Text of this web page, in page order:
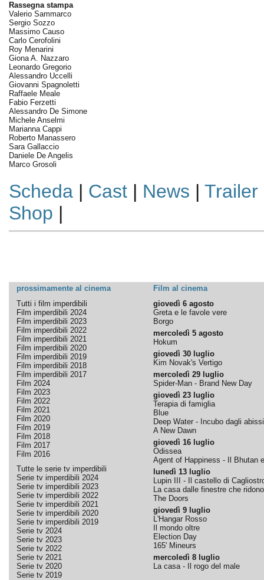
Rassegna stampa
Valerio Sammarco
Sergio Sozzo
Massimo Causo
Carlo Cerofolini
Roy Menarini
Giona A. Nazzaro
Leonardo Gregorio
Alessandro Uccelli
Giovanni Spagnoletti
Raffaele Meale
Fabio Ferzetti
Alessandro De Simone
Michele Anselmi
Marianna Cappi
Roberto Manassero
Sara Gallaccio
Daniele De Angelis
Marco Grosoli
Scheda| Cast| News | Trailer
Shop |
prossimamente al cinema
Film al cinema
Tutti i film imperdibili
Film imperdibili 2024
Film imperdibili 2023
Film imperdibili 2022
Film imperdibili 2021
Film imperdibili 2020
Film imperdibili 2019
Film imperdibili 2018
Film imperdibili 2017
Film 2024
Film 2023
Film 2022
Film 2021
Film 2020
Film 2019
Film 2018
Film 2017
Film 2016
Tutte le serie tv imperdibili
Serie tv imperdibili 2024
Serie tv imperdibili 2023
Serie tv imperdibili 2022
Serie tv imperdibili 2021
Serie tv imperdibili 2020
Serie tv imperdibili 2019
Serie tv 2024
Serie tv 2023
Serie tv 2022
Serie tv 2021
Serie tv 2020
Serie tv 2019
giovedì 6 agosto
Greta e le favole vere
Borgo
mercoledì 5 agosto
Hokum
giovedì 30 luglio
Kim Novak's Vertigo
mercoledì 29 luglio
Spider-Man - Brand New Day
giovedì 23 luglio
Terapia di famiglia
Blue
Deep Water - Incubo dagli abissi
A New Dawn
giovedì 16 luglio
Odissea
Agent of Happiness - Il Bhutan
lunedì 13 luglio
Lupin III - Il castello di
La casa dalle finestre che ridono
The Doors
giovedì 9 luglio
L'Hangar Rosso
Il mondo oltre
Election Day
165' Mineurs
mercoledì 8 luglio
La casa - Il rogo del male